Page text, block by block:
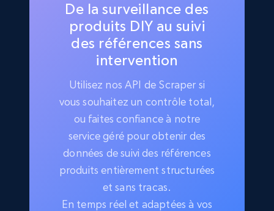
De la surveillance des
produits DIY au suivi
des références sans
intervention
Utilisez nos API de Scraper si
vous souhaitez un contrôle total,
ou faites confiance à notre
service géré pour obtenir des
données de suivi des références
produits entièrement structurées
et sans tracas.
En temps réel et adaptées à vos